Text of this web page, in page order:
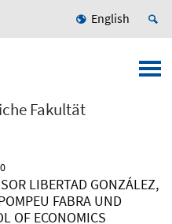
English
Fakultät
LIBERTAD GONZÁLEZ,
FABRA UND
OF ECONOMICS